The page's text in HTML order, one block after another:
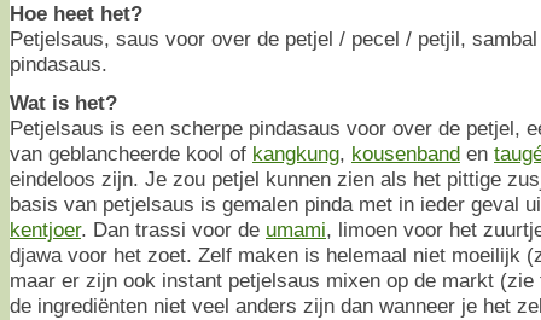
Hoe heet het?
Petjelsaus, saus voor over de petjel / pecel / petjil,
pindasaus.
Wat is het?
Petjelsaus is een scherpe pindasaus voor over de petjel,
van geblancheerde kool of kangkung, kousenband en
eindeloos zijn. Je zou petjel kunnen zien als het pittige
basis van petjelsaus is gemalen pinda met in ieder geval
kentjoer. Dan trassi voor de umami, limoen voor het
djawa voor het zoet. Zelf maken is helemaal niet moeilijk
maar er zijn ook instant petjelsaus mixen op de markt (zie
de ingrediënten niet veel anders zijn dan wanneer je het